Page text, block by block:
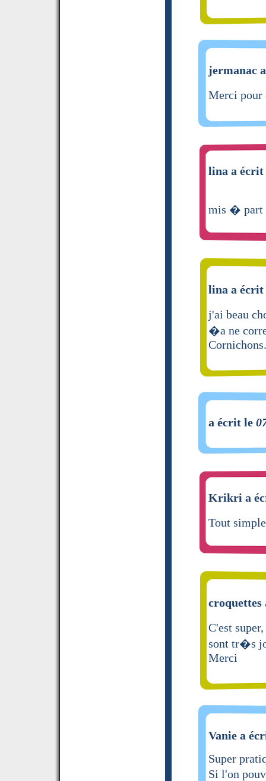
jermanac
Merci
lina a
mis �
lina a
j'ai beau
�a ne
Cornichons.
a écrit le
Krikri a
Tout
C'est
sont tr�s
Merci
Vanie a
Super
Si l'on